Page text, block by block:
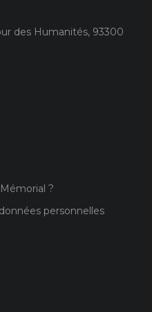
des Humanités, 93300
?
personnelles